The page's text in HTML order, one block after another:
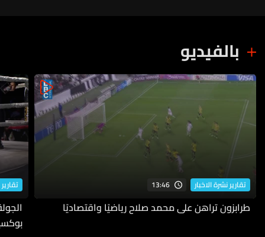
بالفيديو
تقارير نشرة الاخبار 13:46
طرابزون تراهن على محمد صلاح رياضيًا واقتصاديًا